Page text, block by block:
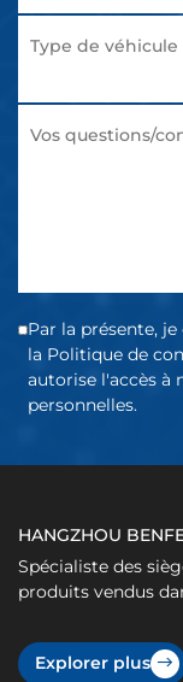
Par la présente,
la Politique de
autorise l'accès à
personnelles.
HANGZHOU
Spécialiste des
produits vendus
Explorer plus